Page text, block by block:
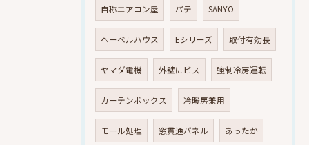
自称エアコン屋 パテ SANYO
へーベルハウス Eシリーズ 取付有効長
ヤマダ電機 外壁にビス 強制冷房運転
カーテンボックス 冷暖房兼用
モール処理 窓貫通パネル あったか